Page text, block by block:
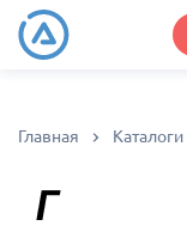
Главная